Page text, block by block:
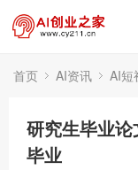
首页 AI资讯 AI短
研究生毕业
毕业